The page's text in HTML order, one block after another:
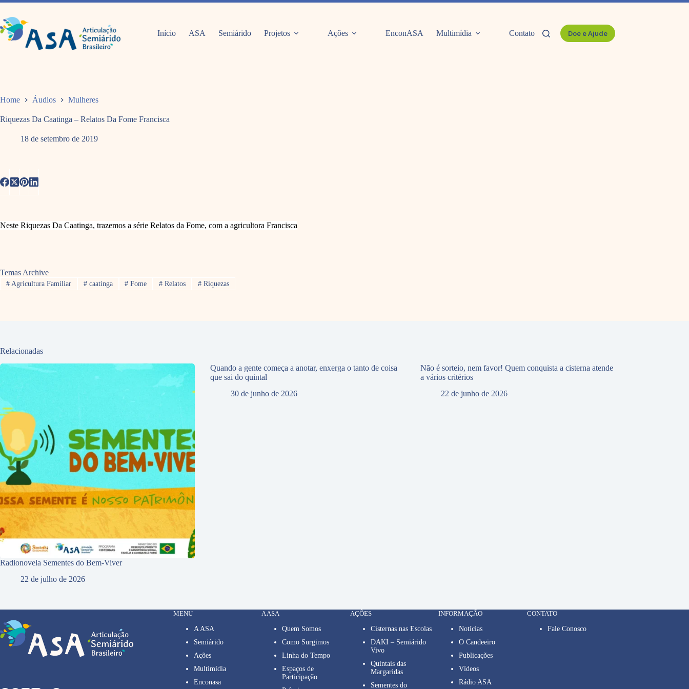
Pular
o
conteúdo
Início ASA Semiárido Projetos Ações EnconASA Multimídia Contato Doe e Ajude
Home Áudios Mulheres
Riquezas Da Caatinga – Relatos Da Fome Francisca
18 de setembro de 2019
Neste Riquezas Da Caatinga, trazemos a série Relatos da Fome, com a agricultora Francisca
Temas Archive
#Agricultura Familiar #caatinga # Fome # Relatos # Riquezas
Relacionadas
Radionovela Sementes do Bem-Viver
22 de julho de 2026
Quando a gente começa a anotar, enxerga o tanto de coisa
que sai do quintal
30 de junho de 2026
Não é sorteio, nem favor! Quem conquista a cisterna atende
a vários critérios
22 de junho de 2026
MENU
A ASA
Semiárido
Ações
Multimídia
Enconasa
A ASA
Quem Somos
Como Surgimos
Linha do Tempo
Espaços de
Participação
AÇÕES
Cisternas nas Escolas
DAKI – Semiárido
Vivo
Quintais das
Margaridas
Sementes do
INFORMAÇÃO
Notícias
O Candeeiro
Publicações
Vídeos
Rádio ASA
CONTATO
Fale Conosco